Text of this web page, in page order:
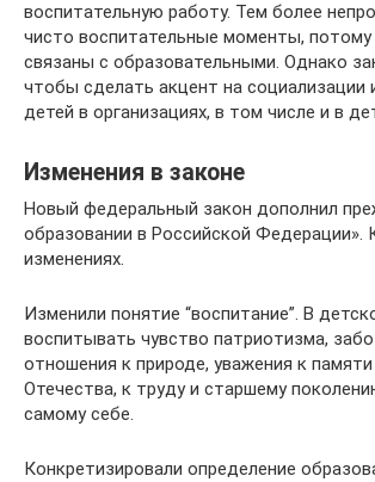
воспитательную работу. Тем более
чисто воспитательные моменты, потому
связаны с образовательными. Однако
чтобы сделать акцент на социализации
детей в организациях, в том числе и в
Изменения в законе
Новый федеральный закон дополнил
образовании в Российской Федерации».
изменениях.
Изменили понятие “воспитание”. В
воспитывать чувство патриотизма,
отношения к природе, уважения к
Отечества, к труду и старшему
самому себе.
Конкретизировали определение